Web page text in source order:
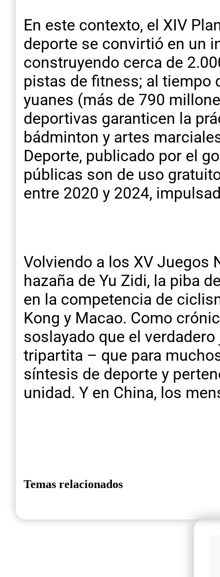
En este contexto, el XIV
deporte se convirtió en un
construyendo cerca de
pistas de fitness; al tiempo
yuanes (más de 790
deportivas garanticen la
bádminton y artes
Deporte, publicado por el
públicas son de uso
entre 2020 y 2024,
Volviendo a los XV Juegos
hazaña de Yu Zidi, la piba
en la competencia de
Kong y Macao. Como
soslayado que el
tripartita – que para
síntesis de deporte y
unidad. Y en China, los
Temas relacionados